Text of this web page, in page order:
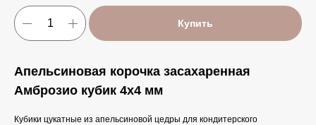
Купить
Апельсиновая корочка засахаренная
Амброзио кубик 4х4 мм
Кубики цукатные из апельсиновой цедры для кондитерского